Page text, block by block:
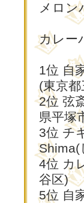
メロン
カレー
1位 自
(東京都
2位 弦
県平塚
3位 チ
Shima(
4位 カ
谷区)
5位 自